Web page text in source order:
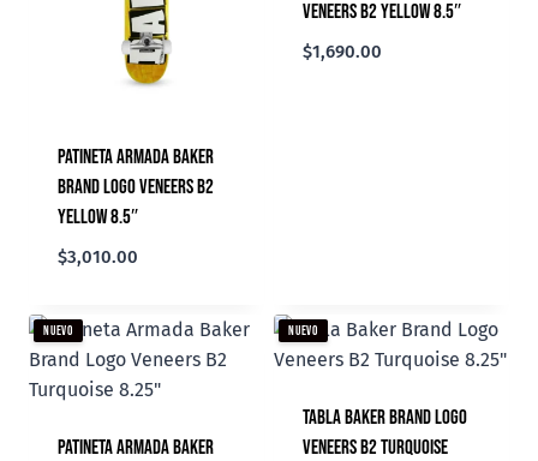
Patineta Armada Baker
Brand Logo Veneers B2
Yellow 8.5″
$3,010.00
Veneers B2 Yellow 8.5″
$1,690.00
NUEVO
Patineta Armada Baker
NUEVO
Tabla Baker Brand Logo
Veneers B2 Turquoise